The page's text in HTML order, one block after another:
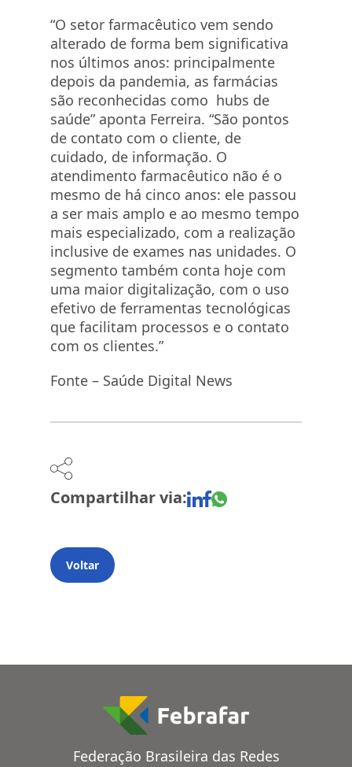
“O setor farmacêutico vem sendo
alterado de forma bem significativa
nos últimos anos: principalmente
depois da pandemia, as farmácias
são reconhecidas como hubs de
saúde” aponta Ferreira. “São pontos
de contato com o cliente, de
cuidado, de informação. O
atendimento farmacêutico não é o
mesmo de há cinco anos: ele passou
a ser mais amplo e ao mesmo tempo
mais especializado, com a realização
inclusive de exames nas unidades. O
segmento também conta hoje com
uma maior digitalização, com o uso
efetivo de ferramentas tecnológicas
que facilitam processos e o contato
com os clientes.”
Fonte – Saúde Digital News
Compartilhar via:
Voltar
Federação Brasileira das Redes